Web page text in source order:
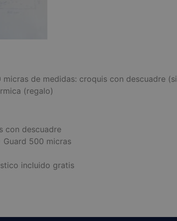
de medidas: croquis con descuadre
(regalo)
con descuadre
Guard 500 micras
incluido gratis